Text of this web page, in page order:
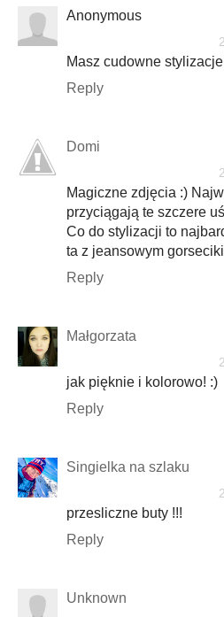
Anonymous
Masz cudowne
Reply
Domi
Magiczne zdjęcia :)
przyciągają te szczere
Co do stylizacji to
ta z jeansowym
Reply
Małgorzata
jak pięknie i kolorowo! :)
Reply
Singielka na szlaku
przesliczne buty !!!
Reply
Unknown